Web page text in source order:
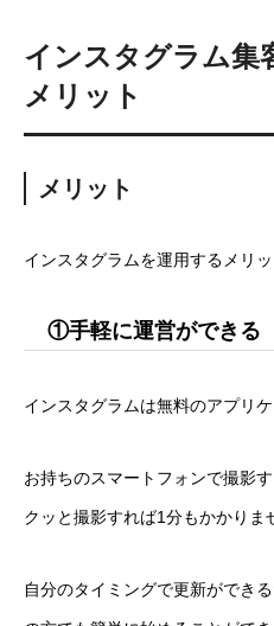
インスタグラム集
メリット
メリット
インスタグラムを運用するメリッ
①手軽に運営ができる
インスタグラムは無料のアプリケ
お持ちのスマートフォンで撮影
クッと撮影すれば1分もかかりま
自分のタイミングで更新ができ